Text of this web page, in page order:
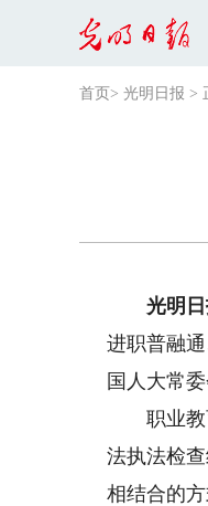
首页 > 光明日报 >
光明日
进职普融
国人大常
职业教育
法执法检
相结合的